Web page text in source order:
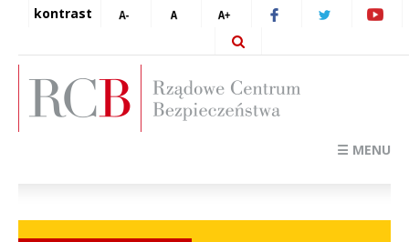
kontrast
☰ MENU